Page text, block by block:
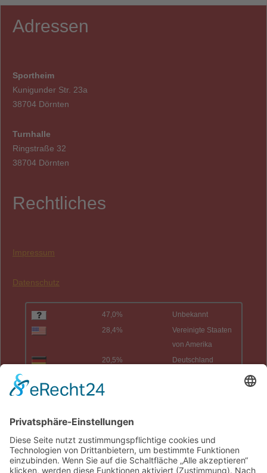
Adressen
Sportheim
Kunigunder Str. 23a
38704 Dörnten
Turnhalle
Ringstraße 32
38704 Dörnten
Rechtliches
Impressum
Datenschutz
47,0%
Unbekannt
28,4%
Vereinigte Staaten
von Amerika
20,5%
Deutschland
Heute:
4